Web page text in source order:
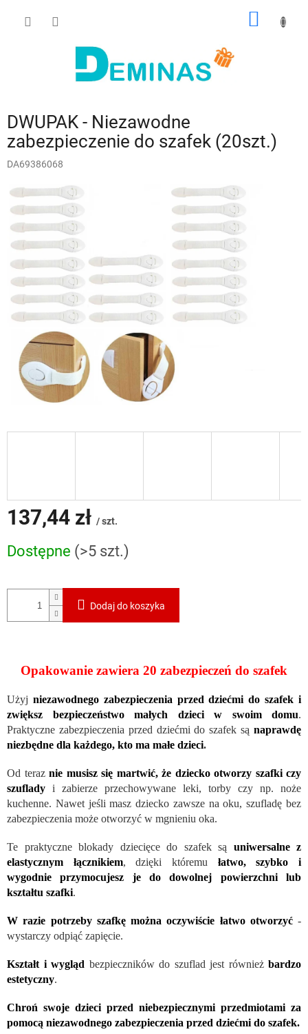
DWUPAK - Niezawodne
zabezpieczenie do szafek (20szt.)
DA69386068
137,44 zł / szt.
jednostkowa:
Dostępne (>5 szt.)
Dodaj do koszyka
Opakowanie zawiera 20 zabezpieczeń do szafek
Użyj niezawodnego zabezpieczenia przed dziećmi do szafek i
zwiększ bezpieczeństwo małych dzieci w swoim domu.
Praktyczne zabezpieczenia przed dziećmi do szafek są naprawdę
niezbędne dla każdego, kto ma małe dzieci.
Od teraz nie musisz się martwić, że dziecko otworzy szafki czy
szuflady i zabierze przechowywane leki, torby czy np. noże
kuchenne. Nawet jeśli masz dziecko zawsze na oku, szufladę bez
zabezpieczenia może otworzyć w mgnieniu oka.
Te praktyczne blokady dziecięce do szafek są uniwersalne z
elastycznym łącznikiem, dzięki któremu łatwo, szybko i
wygodnie przymocujesz je do dowolnej powierzchni lub
kształtu szafki.
W razie potrzeby szafkę można oczywiście łatwo otworzyć-
wystarczy odpiąć zapięcie.
Kształt i wygląd bezpieczników do szuflad jest również bardzo
estetyczny.
Chroń swoje dzieci przed niebezpiecznymi przedmiotami za
pomocą niezawodnego zabezpieczenia przed dziećmi do szafek.